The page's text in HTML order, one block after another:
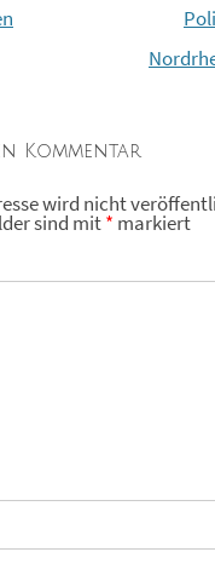
Kommentar
wird nicht
sind mit* markiert